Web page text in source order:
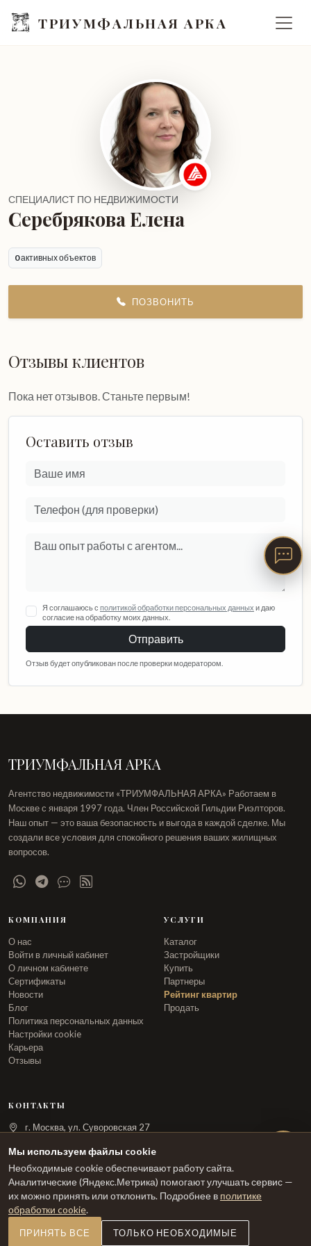
ТРИУМФАЛЬНАЯ АРКА
СПЕЦИАЛИСТ ПО НЕДВИЖИМОСТИ
Серебрякова Елена
0активных объектов
ПОЗВОНИТЬ
Отзывы клиентов
Пока нет отзывов. Станьте первым!
Оставить отзыв
Я соглашаюсь с политикой обработки персональных данных и даю
согласие на обработку моих данных.
Отправить
Отзыв будет опубликован после проверки модератором.
ТРИУМФАЛЬНАЯ АРКА
Агентство недвижимости «ТРИУМФАЛЬНАЯ АРКА» Работаем в
Москве с января 1997 года. Член Российской Гильдии Риэлторов.
Наш опыт — это ваша безопасность и выгода в каждой сделке. Мы
создали все условия для спокойного решения ваших жилищных
вопросов.
КОМПАНИЯ
О нас
Войти в личный кабинет
О личном кабинете
Сертификаты
Новости
Блог
Политика персональных данных
Настройки cookie
Карьера
Отзывы
УСЛУГИ
Каталог
Застройщики
Купить
Партнеры
Рейтинг квартир
Продать
КОНТАКТЫ
г. Москва, ул. Суворовская 27
ЗАКАЗАТЬ ЗВОНОК
Мы используем файлы cookie
Необходимые cookie обеспечивают работу сайта.
Аналитические (Яндекс.Метрика) помогают улучшать сервис —
их можно принять или отклонить. Подробнее в политике
обработки cookie.
ПРИНЯТЬ ВСЕ ТОЛЬКО НЕОБХОДИМЫЕ